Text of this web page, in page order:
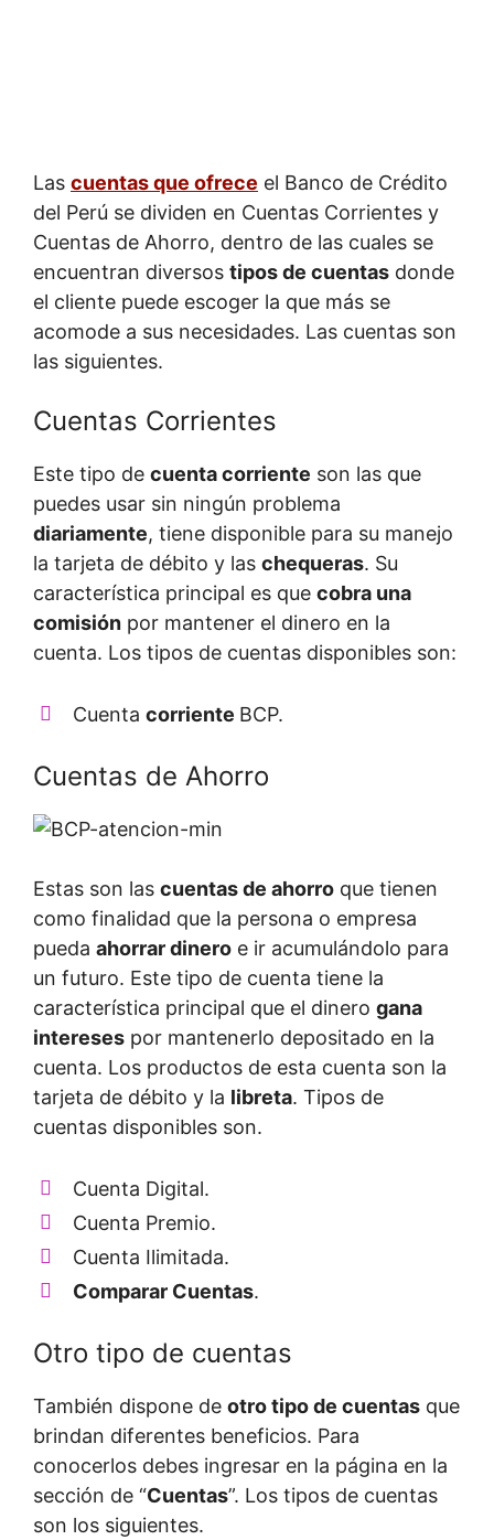
Las cuentas que ofrece el Banco de Crédito
del Perú se dividen en Cuentas Corrientes y
Cuentas de Ahorro, dentro de las cuales se
encuentran diversos tipos de cuentas donde
el cliente puede escoger la que más se
acomode a sus necesidades. Las cuentas son
las siguientes.
Cuentas Corrientes
Este tipo de cuenta corriente son las que
puedes usar sin ningún problema
diariamente, tiene disponible para su manejo
la tarjeta de débito y las chequeras. Su
característica principal es que cobra una
comisión por mantener el dinero en la
cuenta. Los tipos de cuentas disponibles son:
Cuenta corriente BCP.
Cuentas de Ahorro
Estas son las cuentas de ahorro que tienen
como finalidad que la persona o empresa
pueda ahorrar dinero e ir acumulándolo para
un futuro. Este tipo de cuenta tiene la
característica principal que el dinero gana
intereses por mantenerlo depositado en la
cuenta. Los productos de esta cuenta son la
tarjeta de débito y la libreta. Tipos de
cuentas disponibles son.
Cuenta Digital.
Cuenta Premio.
Cuenta Ilimitada.
Comparar Cuentas.
Otro tipo de cuentas
También dispone de otro tipo de cuentas que
brindan diferentes beneficios. Para
conocerlos debes ingresar en la página en la
sección de “Cuentas”. Los tipos de cuentas
son los siguientes.